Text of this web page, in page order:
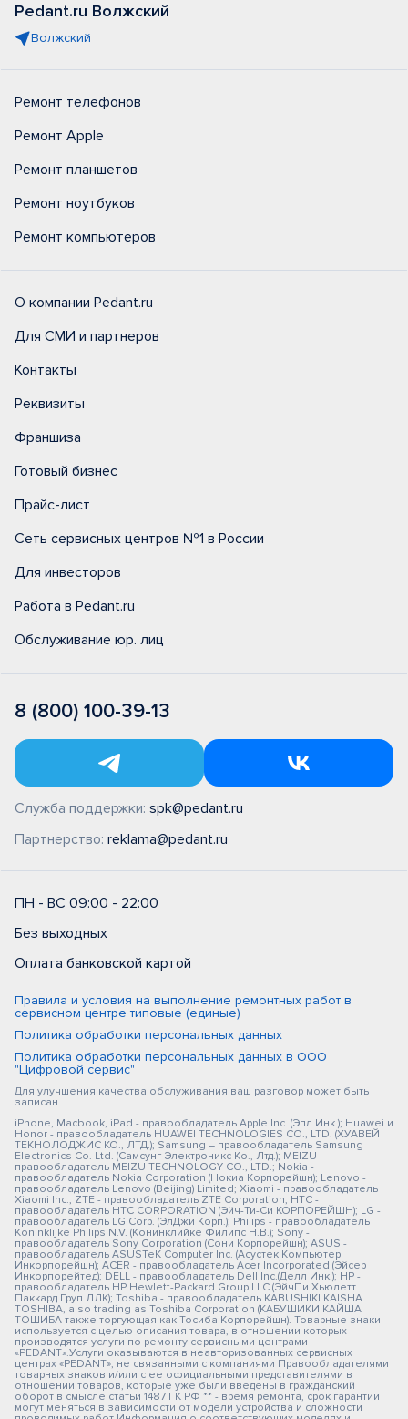
Pedant.ru Волжский
Волжский
Ремонт телефонов
Ремонт Apple
Ремонт планшетов
Ремонт ноутбуков
Ремонт компьютеров
О компании Pedant.ru
Для СМИ и партнеров
Контакты
Реквизиты
Франшиза
Готовый бизнес
Прайс-лист
Сеть сервисных центров №1 в России
Для инвесторов
Работа в Pedant.ru
Обслуживание юр. лиц
8 (800) 100-39-13
Служба поддержки: spk@pedant.ru
Партнерство: reklama@pedant.ru
ПН - ВС 09:00 - 22:00
Без выходных
Оплата банковской картой
Правила и условия на выполнение ремонтных работ в
сервисном центре типовые (единые)
Политика обработки персональных данных
Политика обработки персональных данных в ООО
"Цифровой сервис"
Для улучшения качества обслуживания ваш разговор может быть
записан
iPhone, Macbook, iPad - правообладатель Apple Inc. (Эпл Инк.); Huawei и
Honor - правообладатель HUAWEI TECHNOLOGIES CO., LTD. (ХУАВЕЙ
ТЕКНОЛОДЖИС КО., ЛТД.); Samsung – правообладатель Samsung
Electronics Co. Ltd. (Самсунг Электроникс Ко., Лтд.); MEIZU -
правообладатель MEIZU TECHNOLOGY CO., LTD.; Nokia -
правообладатель Nokia Corporation (Нокиа Корпорейшн); Lenovo -
правообладатель Lenovo (Beijing) Limited; Xiaomi - правообладатель
Xiaomi Inc.; ZTE - правообладатель ZTE Corporation; HTC -
правообладатель HTC CORPORATION (Эйч-Ти-Си КОРПОРЕЙШН); LG -
правообладатель LG Corp. (ЭлДжи Корп.); Philips - правообладатель
Koninklijke Philips N.V. (Конинклийке Филипс Н.В.); Sony -
правообладатель Sony Corporation (Сони Корпорейшн); ASUS -
правообладатель ASUSTeK Computer Inc. (Асустек Компьютер
Инкорпорейшн); ACER - правообладатель Acer Incorporated (Эйсер
Инкорпорейтед); DELL - правообладатель Dell Inc.(Делл Инк.); HP -
правообладатель HP Hewlett-Packard Group LLC (ЭйчПи Хьюлетт
Паккард Груп ЛЛК); Toshiba - правообладатель KABUSHIKI KAISHA
TOSHIBA, also trading as Toshiba Corporation (КАБУШИКИ КАЙША
ТОШИБА также торгующая как Тосиба Корпорейшн). Товарные знаки
используется с целью описания товара, в отношении которых
производятся услуги по ремонту сервисными центрами
«PEDANT».Услуги оказываются в неавторизованных сервисных
центрах «PEDANT», не связанными с компаниями Правообладателями
товарных знаков и/или с ее официальными представителями в
отношении товаров, которые уже были введены в гражданский
оборот в смысле статьи 1487 ГК РФ ** - время ремонта, срок гарантии
могут меняться в зависимости от модели устройства и сложности